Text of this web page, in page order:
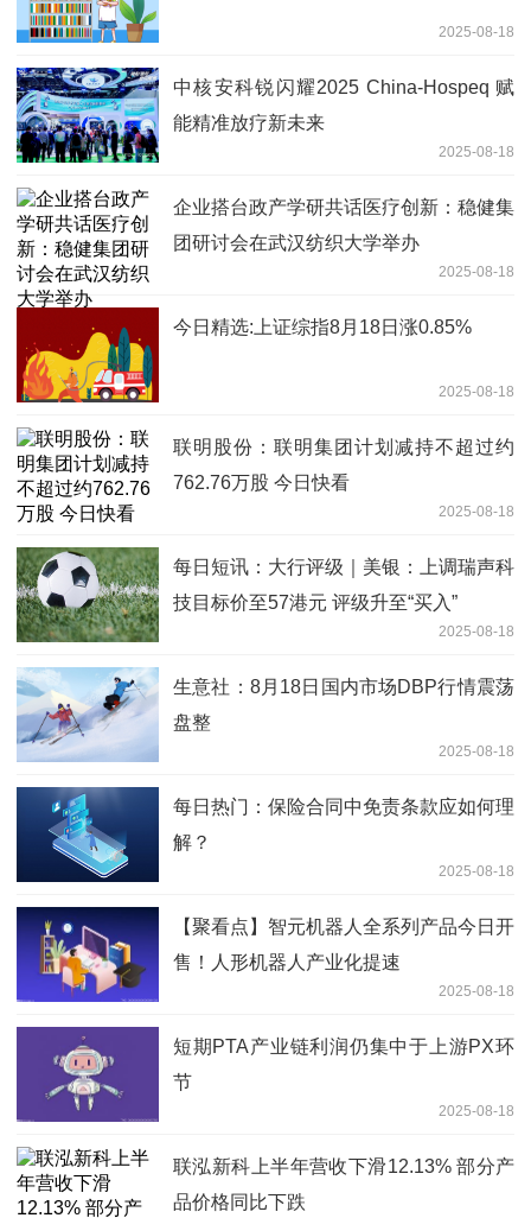
2025-08-18
中核安科锐闪耀2025 China-Hospeq 赋
能精准放疗新未来
2025-08-18
企业搭台政产学研共话医疗创新：稳健集
团研讨会在武汉纺织大学举办
2025-08-18
今日精选:上证综指8月18日涨0.85%
2025-08-18
联明股份：联明集团计划减持不超过约
762.76万股 今日快看
2025-08-18
每日短讯：大行评级｜美银：上调瑞声科
技目标价至57港元 评级升至“买入”
2025-08-18
生意社：8月18日国内市场DBP行情震荡
盘整
2025-08-18
每日热门：保险合同中免责条款应如何理
解？
2025-08-18
【聚看点】智元机器人全系列产品今日开
售！人形机器人产业化提速
2025-08-18
短期PTA产业链利润仍集中于上游PX环
节
2025-08-18
联泓新科上半年营收下滑12.13% 部分产
品价格同比下跌